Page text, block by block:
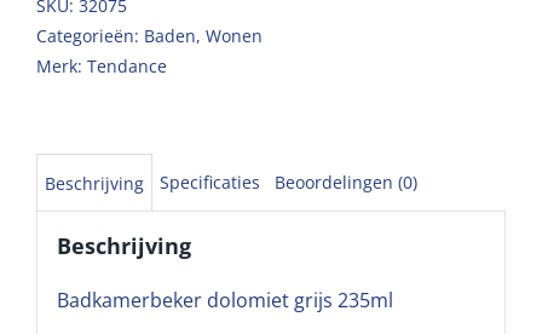
SKU: 32075
Categorieën: Baden, Wonen
Merk: Tendance
Beschrijving Specificaties Beoordelingen (0)
Beschrijving
Badkamerbeker dolomiet grijs 235ml